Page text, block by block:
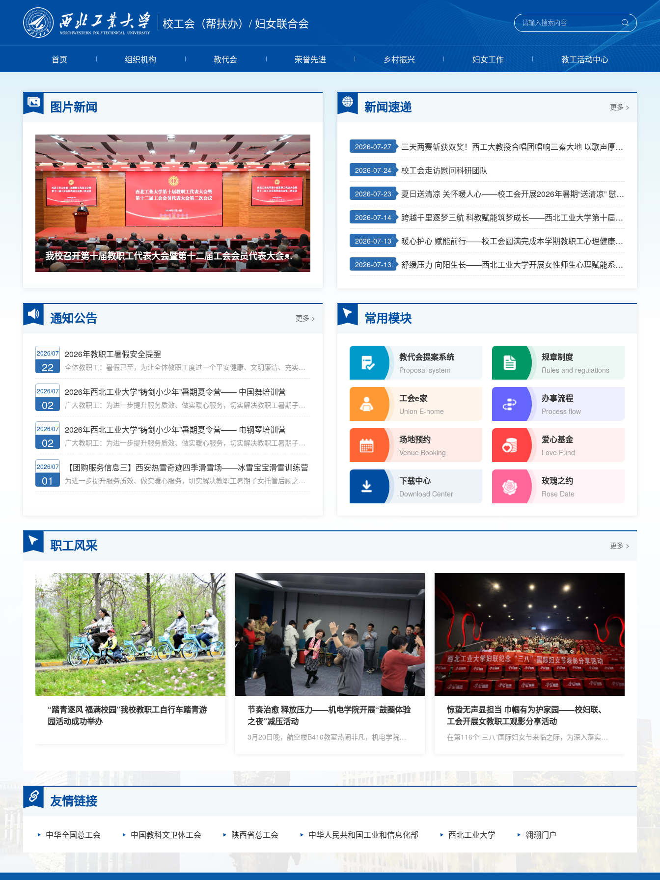
校工会（帮扶办） / 妇女联合会
首页 组织机构 教代会 荣誉先进 乡村振兴 妇女工作 教工活动中心
图片新闻
我校召开第十届教职工代表大会暨第十二届工会会员代表大会第
二次会议
校工会党支部传达学习2026年寒假务虚会和春季新学期中层干部
新闻速递 更多 >
2026-07-27
三天两赛斩获双奖！西工大教授合唱团唱响三秦大地 以歌声厚植
总师育人文化
2026-07-24 校工会走访慰问科研团队
2026-07-23
夏日送清凉 关怀暖人心——校工会开展2026年暑期“送清凉” 慰问
活动
2026-07-14
跨越千里逐梦三航 科教赋能筑梦成长——西北工业大学第十届中
学生筑梦夏令营顺利开营
2026-07-13
暖心护心 赋能前行——校工会圆满完成本学期教职工心理健康咨
询服务
2026-07-13
舒缓压力 向阳生长——西北工业大学开展女性师生心理赋能系列
工作坊活动
通知公告 更多 >
2026/07
22
2026年教职工暑假安全提醒
全体教职工：暑假已至，为让全体教职工度过一个平安健康、文明廉洁、充实愉
快的假期，校工会特整合发布暑假安全提醒，请大家认真阅读、相互转告！祝全
校教职工度过一个休闲、开心、安全、祥和的暑假。一、守纪律・正师风1.坚持
正确政治方向和舆论导向，不信谣、不传谣，理性上网、传播正能量。2.严格落
实中央八项规定精神，严守廉洁自律要求，恪守师德师风，树立良好职业形象。
3.强化保密意识，严格遵守保密规定，不在公共场合...
2026/07
02
2026年西北工业大学“铸剑小少年”暑期夏令营—— 中国舞培训营
广大教职工：为进一步提升服务质效、做实暖心服务，切实解决教职工暑期子女
托管后顾之忧，校工会、妇联自去年起常态化开展“铸剑小少年”教职工子女夏令营
活动。活动整合对接学校继续教育学院及多家优质正规社会培训机构资源，通过
集中团购洽谈，为广大教职工争取专属优惠福利。目前，各类夏令营团购项目正
陆续发布，欢迎有需求的教职工自愿咨询、择优报名。一、项目特色青少年时期
是塑造形体，涵养气质，浸润文化的黄金阶段。...
2026/07
02
2026年西北工业大学“铸剑小少年”暑期夏令营—— 电钢琴培训营
广大教职工：为进一步提升服务质效、做实暖心服务，切实解决教职工暑期子女
托管后顾之忧，校工会、妇联自去年起常态化开展“铸剑小少年”教职工子女夏令营
活动。活动整合对接学校继续教育学院及多家优质正规社会培训机构资源，通过
集中团购洽谈，为广大教职工争取专属优惠福利。目前，各类夏令营团购项目正
陆续发布，欢迎有需求的教职工自愿咨询、择优报名。一、项目特色青少年时期
是音乐感知、乐感培养、动手能力提升的黄金阶...
2026/07
01
【团购服务信息三】西安热雪奇迹四季滑雪场——冰雪宝宝滑雪训练营
为进一步提升服务质效、做实暖心服务，切实解决教职工暑期子女托管后顾之
忧，校工会、妇联自去年起常态化开展“铸剑小少年”教职工子女夏令营活动。活动
期，西工大教职工子女团购优惠价： 1398元/人/期...
常用模块
教代会提案系统
Proposal system
规章制度
Rules and regulations
工会e家
Union E-home
办事流程
Process flow
场地预约
Venue Booking
爱心基金
Love Fund
下载中心
Download Center
玫瑰之约
Rose Date
职工风采 更多 >
“踏青逐风 福满校园”我校教职工自行车踏青游
园活动成功举办
节奏治愈 释放压力——机电学院开展“鼓圈体验
之夜”减压活动
3月20日晚，航空楼B410教室热闹非凡，机电学院工
学院责任医生梁乐乐率先登场，对鼓圈及鼓圈历史进行
惊蛰无声显担当 巾帼有为护家园——校妇联、
工会开展女教职工观影分享活动
在第116个“三八”国际妇女节来临之际，为深入落实上
无声》，以光影之力传递家国情怀，致敬英雄担当。作
友情链接
中华全国总工会 中国教科文卫体工会 陕西省总工会 中华人民共和国工业和信息化部 西北工业大学 翱翔门户